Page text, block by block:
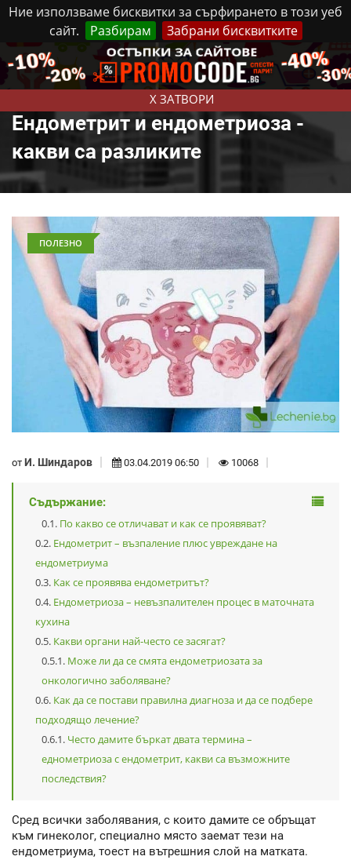
Ние използваме бисквитки за сърфирането в този уеб
сайт.
Разбирам Забрани бисквитките
X ЗАТВОРИ
Петък, 7 Август, 2026 Реклама Контакти
Ендометрит и ендометриоза -
какви са разликите
ПОЛЕЗНО
от И. Шиндаров 03.04.2019 06:50 10068
Съдържание:
По какво се отличават и как се проявяват?
Ендометрит – възпаление плюс увреждане на
ендометриума
Как се проявява ендометритът?
Ендометриоза – невъзпалителен процес в маточната
кухина
Какви органи най-често се засягат?
Може ли да се смята ендометриозата за
онкологично заболяване?
Как да се постави правилна диагноза и да се подбере
подходящо лечение?
Често дамите бъркат двата термина –
еднометриоза с ендометрит, какви са възможните
последствия?
Сред всички заболявания, с които дамите се обръщат
към гинеколог, специално място заемат тези на
ендометриума, тоест на вътрешния слой на матката.